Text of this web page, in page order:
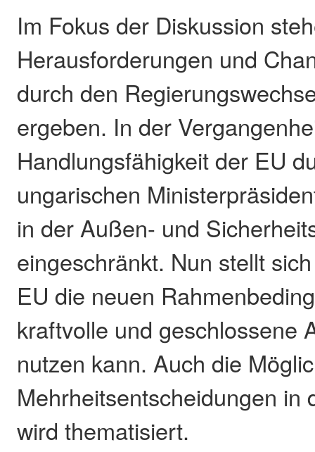
Im Fokus der Diskussion
Herausforderungen und
durch den
ergeben. In der
Handlungsfähigkeit der EU
ungarischen
in der Außen- und
eingeschränkt. Nun stellt
EU die neuen
kraftvolle und geschlossene
nutzen kann. Auch die
Mehrheitsentscheidungen in
wird thematisiert.